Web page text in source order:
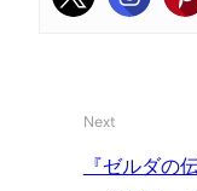
Next
『ゼルダの